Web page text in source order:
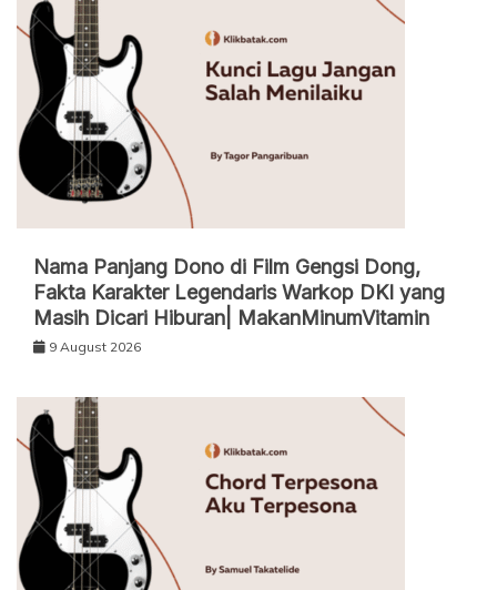
Nama Panjang Dono di Film Gengsi Dong,
Fakta Karakter Legendaris Warkop DKI yang
Masih Dicari Hiburan| MakanMinumVitamin
9 August 2026